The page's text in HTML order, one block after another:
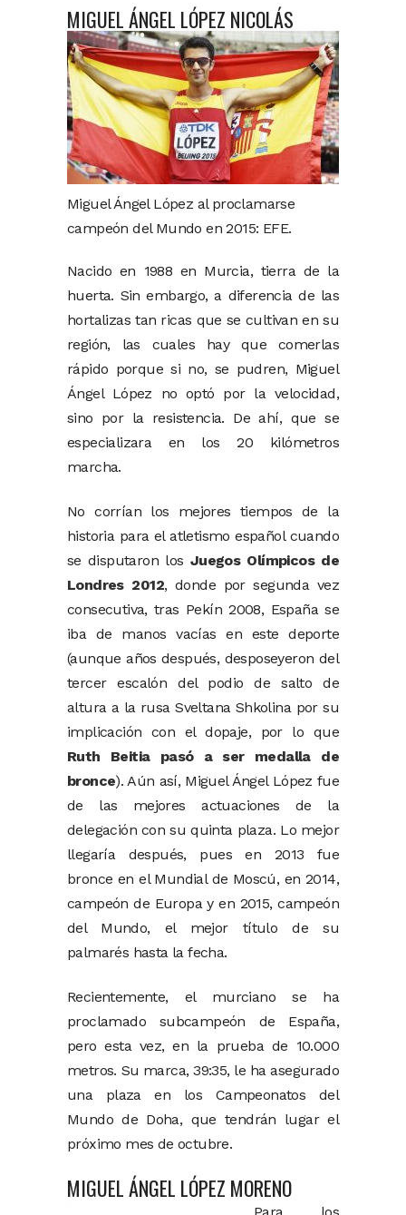
MIGUEL ÁNGEL LÓPEZ NICOLÁS
Miguel Ángel López al proclamarse
campeón del Mundo en 2015: EFE.
Nacido en 1988 en Murcia, tierra de la
huerta. Sin embargo, a diferencia de las
hortalizas tan ricas que se cultivan en su
región, las cuales hay que comerlas
rápido porque si no, se pudren, Miguel
Ángel López no optó por la velocidad,
sino por la resistencia. De ahí, que se
especializara en los 20 kilómetros
marcha.
No corrían los mejores tiempos de la
historia para el atletismo español cuando
se disputaron los Juegos Olímpicos de
Londres 2012, donde por segunda vez
consecutiva, tras Pekín 2008, España se
iba de manos vacías en este deporte
(aunque años después, desposeyeron del
tercer escalón del podio de salto de
altura a la rusa Sveltana Shkolina por su
implicación con el dopaje, por lo que
Ruth Beitia pasó a ser medalla de
bronce). Aún así, Miguel Ángel López fue
de las mejores actuaciones de la
delegación con su quinta plaza. Lo mejor
llegaría después, pues en 2013 fue
bronce en el Mundial de Moscú, en 2014,
campeón de Europa y en 2015, campeón
del Mundo, el mejor título de su
palmarés hasta la fecha.
Recientemente, el murciano se ha
proclamado subcampeón de España,
pero esta vez, en la prueba de 10.000
metros. Su marca, 39:35, le ha asegurado
una plaza en los Campeonatos del
Mundo de Doha, que tendrán lugar el
próximo mes de octubre.
MIGUEL ÁNGEL LÓPEZ MORENO